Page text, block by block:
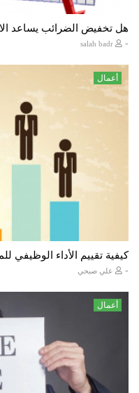
هل تخفيض الضرائب يساعد
-
أعمال
كيفية تقييم الأداء الوظيفي
- علي صبحي
أعمال